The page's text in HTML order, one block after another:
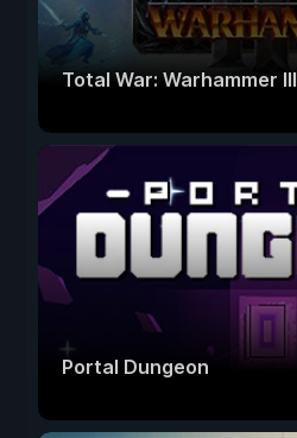
Total War: Warhammer III
Portal Dungeon